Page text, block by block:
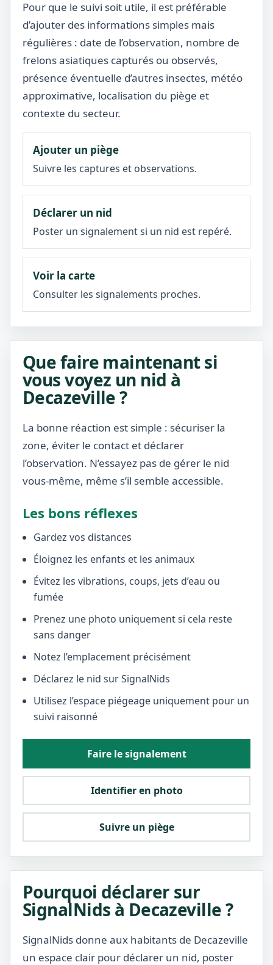
Pour que le suivi soit utile, il est préférable
d’ajouter des informations simples mais
régulières : date de l’observation, nombre de
frelons asiatiques capturés ou observés,
présence éventuelle d’autres insectes, météo
approximative, localisation du piège et
contexte du secteur.
Ajouter un piège
Suivre les captures et observations.
Déclarer un nid
Poster un signalement si un nid est repéré.
Voir la carte
Consulter les signalements proches.
Que faire maintenant si
vous voyez un nid à
Decazeville ?
La bonne réaction est simple : sécuriser la
zone, éviter le contact et déclarer
l’observation. N’essayez pas de gérer le nid
vous-même, même s’il semble accessible.
Les bons réflexes
Gardez vos distances
Éloignez les enfants et les animaux
Évitez les vibrations, coups, jets d’eau ou
fumée
Prenez une photo uniquement si cela reste
sans danger
Notez l’emplacement précisément
Déclarez le nid sur SignalNids
Utilisez l’espace piégeage uniquement pour un
suivi raisonné
Faire le signalement
Identifier en photo
Suivre un piège
Pourquoi déclarer sur
SignalNids à Decazeville ?
SignalNids donne aux habitants de Decazeville
un espace clair pour déclarer un nid, poster